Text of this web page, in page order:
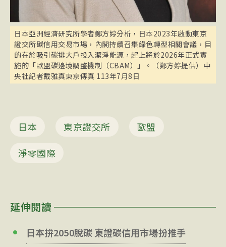
日本亞洲經濟研究所學者鄭方婷分析，日本2023年啟動東京
證交所碳信用交易市場，內閣持續召集綠色轉型相關會議，目
的在於吸引碳排大戶投入潔淨能源，趕上將於2026年正式實
施的「歐盟碳邊境調整機制（CBAM）」。（鄭方婷提供）中
央社記者戴雅真東京傳真 113年7月8日
日本 東京證交所
歐盟
淨零國際
延伸閱讀
日本拚2050脫碳 東證碳信用市場扮推手